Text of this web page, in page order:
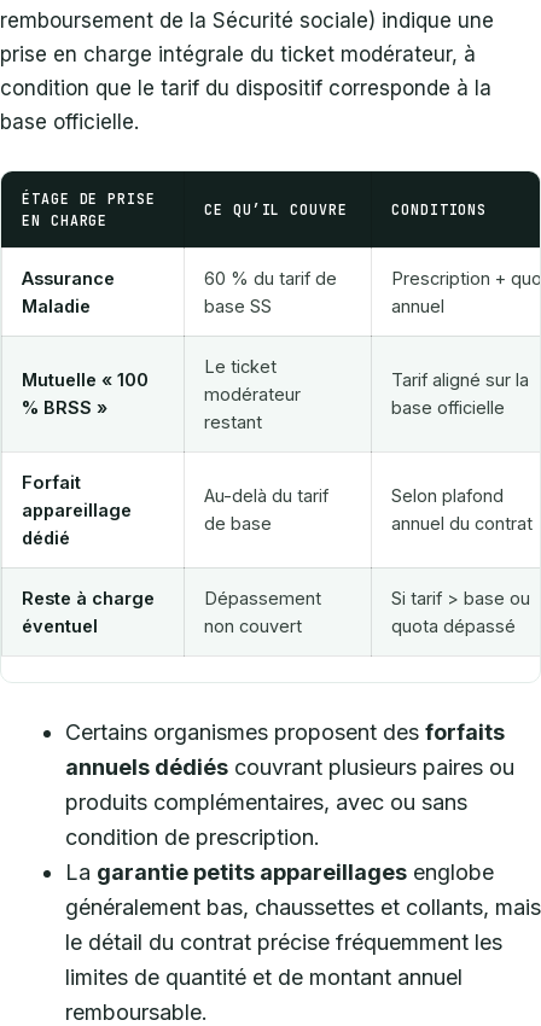
remboursement de la Sécurité sociale) indique une
prise en charge intégrale du ticket modérateur, à
condition que le tarif du dispositif corresponde à la
base officielle.
ÉTAGE DE PRISE
EN CHARGE
CE QU’IL COUVRE CONDITIONS
Assurance
Maladie
60 % du tarif de
base SS
Prescription +
annuel
Mutuelle « 100
% BRSS »
Le ticket
modérateur
restant
Tarif aligné sur la
base officielle
Forfait
appareillage
dédié
Au-delà du tarif
de base
Selon plafond
annuel du contrat
Reste à charge
éventuel
Dépassement
non couvert
Si tarif > base ou
quota dépassé
Certains organismes proposent des forfaits
annuels dédiés couvrant plusieurs paires ou
produits complémentaires, avec ou sans
condition de prescription.
La garantie petits appareillages englobe
généralement bas, chaussettes et collants, mais
le détail du contrat précise fréquemment les
limites de quantité et de montant annuel
remboursable.